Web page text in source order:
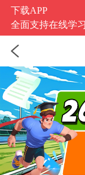
下载APP
全面支持在线学